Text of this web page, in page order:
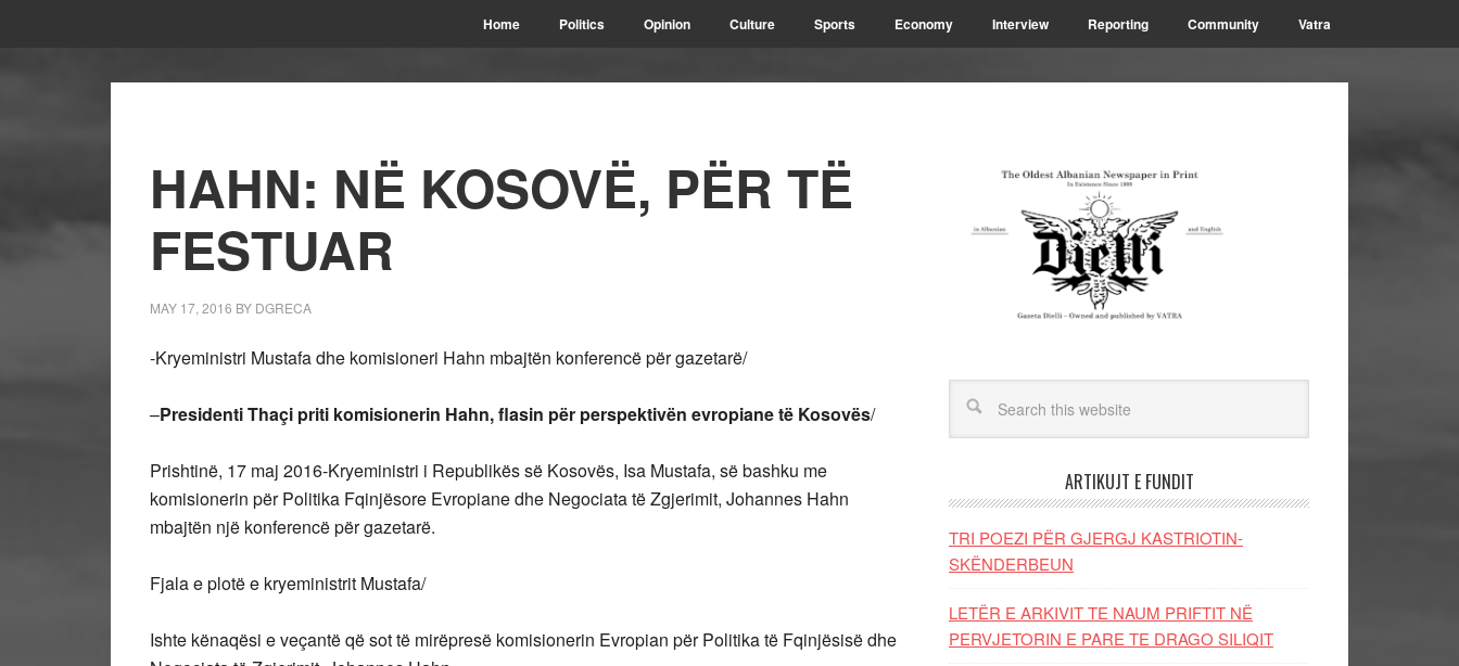
Home Politics Opinion Culture Sports Economy Interview Reporting Community Vatra
HAHN: NË KOSOVË, PËR TË
FESTUAR
MAY 17, 2016 BY DGRECA
-Kryeministri Mustafa dhe komisioneri Hahn mbajtën konferencë për gazetarë/
–Presidenti Thaçi priti komisionerin Hahn, flasin për perspektivën evropiane të Kosovës/
Prishtinë, 17 maj 2016-Kryeministri i Republikës së Kosovës, Isa Mustafa, së bashku me
komisionerin për Politika Fqinjësore Evropiane dhe Negociata të Zgjerimit, Johannes Hahn
mbajtën një konferencë për gazetarë.
Fjala e plotë e kryeministrit Mustafa/
Ishte kënaqësi e veçantë që sot të mirëpresë komisionerin Evropian për Politika të Fqinjësisë dhe
ARTIKUJT E FUNDIT
TRI POEZI PËR GJERGJ KASTRIOTIN-
SKËNDERBEUN
LETËR E ARKIVIT TE NAUM PRIFTIT NË
PERVJETORIN E PARE TE DRAGO SILIQIT